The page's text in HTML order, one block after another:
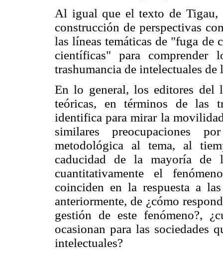
Al igual que el texto de Tigau,
construcción de perspectivas
las líneas temáticas de "fuga de
científicas" para
trashumancia de intelectuales de
En lo general, los editores del
teóricas, en términos de las
identifica para mirar la
similares preocupaciones
metodológica al tema, al
caducidad de la mayoría de
cuantitativamente el
coinciden en la respuesta a
anteriormente, de ¿cómo
gestión de este fenómeno?,
ocasionan para las sociedades
intelectuales?